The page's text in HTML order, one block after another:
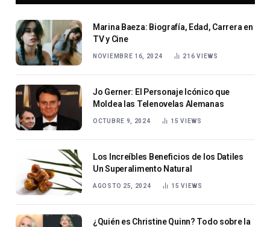
Marina Baeza: Biografía, Edad, Carrera en
TV y Cine
NOVIEMBRE 16, 2024 216VIEWS
Jo Gerner: El Personaje Icónico que
Moldea las Telenovelas Alemanas
OCTUBRE 9, 2024 15VIEWS
Los Increíbles Beneficios de los Datiles
Un Superalimento Natural
AGOSTO 25, 2024 15VIEWS
¿Quién es Christine Quinn? Todo sobre la